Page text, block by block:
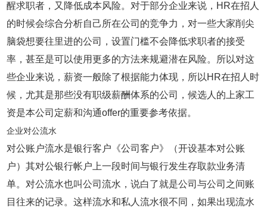
醒求职者，又降低成本风险。对于部分企业来说，HR在招人
的时候会综合分析自己所在公司的竞争力，对一些大家削尖
脑袋想要往里进的公司，设置门槛不会降低求职者的接受
率，甚至是可以使用更多的方法来规避潜在风险。所以对这
些企业来说，薪资一般除了根据能力体现，所以HR在招人时
候，尤其是那些没有职级薪酬体系的公司，候选人的上家工
资是本公司定薪和沟通offer的重要参考依据。
企业对公流水
对公账户流水是银行客户《公司客户》（开设基本对公账
户）其对公银行帐户上一段时间与银行发生存取款业务清
单。对公流水也叫公司流水，说白了就是公司与公司之间账
目往来的记录。这样流水和私人流水很不同，如果出现流水